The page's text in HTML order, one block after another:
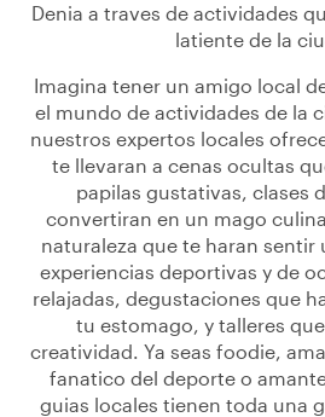
Denia a traves de actividades
latiente de la
Imagina tener un amigo local
el mundo de actividades de la
nuestros expertos locales
te llevaran a cenas ocultas
papilas gustativas, clases
convertiran en un mago
naturaleza que te haran
experiencias deportivas y de
relajadas, degustaciones que
tu estomago, y talleres
creatividad. Ya seas foodie,
fanatico del deporte o
guias locales tienen toda una